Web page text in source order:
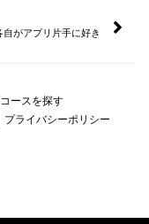
がアプリ片手に好き
ースを探す
プライバシーポリシー